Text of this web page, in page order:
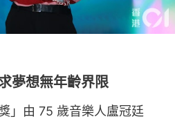
夢想無年齡界限
」由 75 歲音樂人盧冠廷